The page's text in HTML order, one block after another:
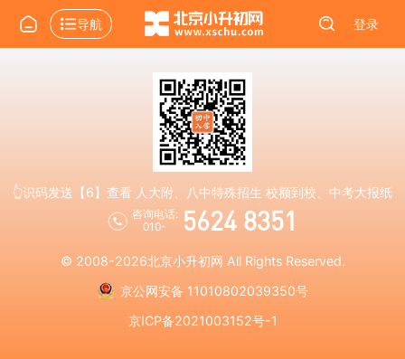
导航 登录
👆识码发送【6】查看 人大附、八中特殊招生 校额到校、中考大报纸
咨询电话:
010-
5624 8351
© 2008-2026北京小升初网 All Rights Reserved.
京公网安备 11010802039350号
京ICP备2021003152号-1